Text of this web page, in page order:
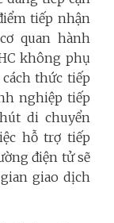
tiếp nhận
quan hành
không phụ
thức tiếp
nghiệp tiếp
di chuyển
hỗ trợ tiếp
điện tử sẽ
giao dịch